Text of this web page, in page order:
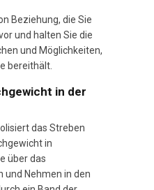
Beziehung, die Sie
und halten Sie die
und Möglichkeiten,
bereithält.
in der
das Streben
in
über das
und Nehmen in den